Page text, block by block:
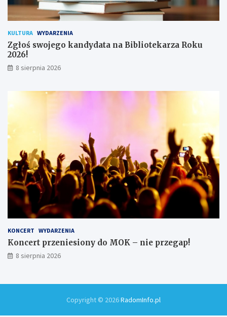
n
i
ó
w
KULTURA WYDARZENIA
Zgłoś swojego kandydata na Bibliotekarza Roku
2026!
8 sierpnia 2026
KONCERT WYDARZENIA
Koncert przeniesiony do MOK – nie przegap!
8 sierpnia 2026
Copyright © 2026RadomInfo.pl